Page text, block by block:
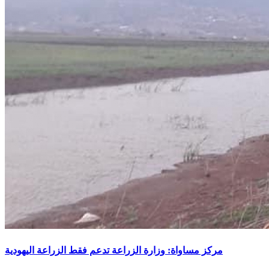
مركز مساواة: وزارة الزراعة تدعم فقط الزراعة اليهودية